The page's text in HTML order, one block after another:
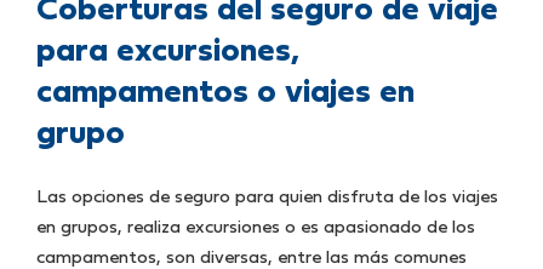
Coberturas del seguro de viaje
para excursiones,
campamentos o viajes en
grupo
Las opciones de seguro para quien disfruta de los viajes
en grupos, realiza excursiones o es apasionado de los
campamentos, son diversas, entre las más comunes